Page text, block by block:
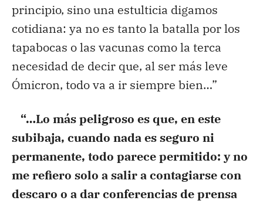
principio, sino una estulticia digamos
cotidiana: ya no es tanto la batalla por los
tapabocas o las vacunas como la terca
necesidad de decir que, al ser más leve
Ómicron, todo va a ir siempre bien…”
“…Lo más peligroso es que, en este
subibaja, cuando nada es seguro ni
permanente, todo parece permitido: y no
me refiero solo a salir a contagiarse con
descaro o a dar conferencias de prensa